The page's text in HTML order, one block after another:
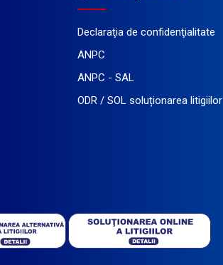
Declaraţia de confidenţialitate
ANPC
ANPC - SAL
ODR / SOL soluționarea litigiilor